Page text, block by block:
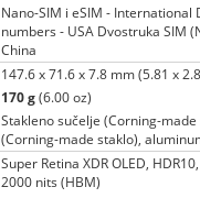
Nano-SIM i eSIM - International
numbers - USA Dvostruka SIM
China
147.6 x 71.6 x 7.8 mm (5.81 x
170 g(6.00 oz)
Stakleno sučelje (Corning-
(Corning-made staklo),
Super Retina XDR OLED,
2000 nits (HBM)